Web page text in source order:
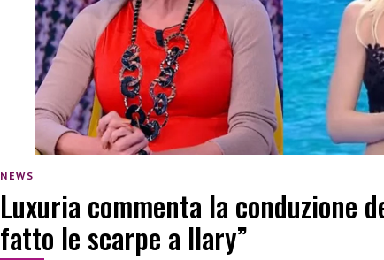
NEWS
Luxuria commenta la conduzione
fatto le scarpe a Ilary”